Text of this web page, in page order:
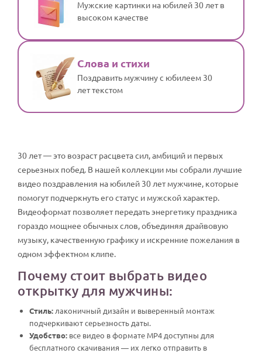
Мужские картинки на юбилей 30 лет в
высоком качестве
Слова и стихи
Поздравить мужчину с юбилеем 30
лет текстом
30 лет — это возраст расцвета сил, амбиций и первых
серьезных побед. В нашей коллекции мы собрали лучшие
видео поздравления на юбилей 30 лет мужчине, которые
помогут подчеркнуть его статус и мужской характер.
Видеоформат позволяет передать энергетику праздника
гораздо мощнее обычных слов, объединяя драйвовую
музыку, качественную графику и искренние пожелания в
одном эффектном клипе.
Почему стоит выбрать видео
открытку для мужчины:
Стиль: лаконичный дизайн и выверенный монтаж
подчеркивают серьезность даты.
Удобство: все видео в формате MP4 доступны для
бесплатного скачивания — их легко отправить в